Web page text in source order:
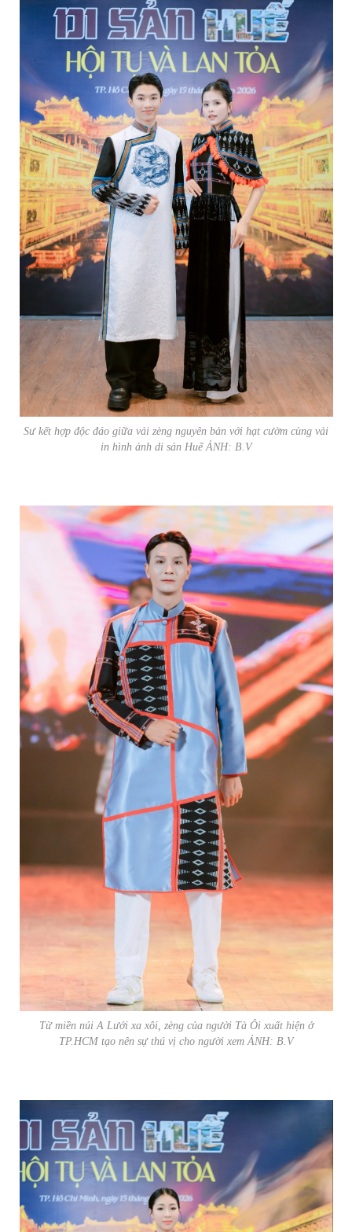
Sư kết hợp độc đáo giữa vải zèng nguyên bản với hạt cườm cùng vải
in hình ảnh di sản Huế ẢNH: B.V
Từ miền núi A Lưới xa xôi, zèng của người Tà Ôi xuất hiện ở
TP.HCM tạo nên sự thú vị cho người xem ẢNH: B.V